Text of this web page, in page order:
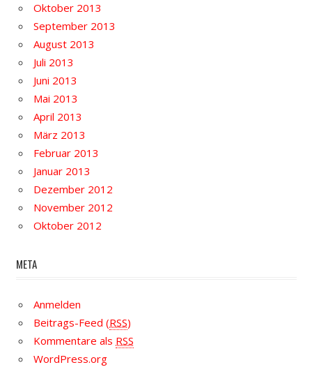
Oktober 2013
September 2013
August 2013
Juli 2013
Juni 2013
Mai 2013
April 2013
März 2013
Februar 2013
Januar 2013
Dezember 2012
November 2012
Oktober 2012
META
Anmelden
Beitrags-Feed (RSS)
Kommentare als RSS
WordPress.org